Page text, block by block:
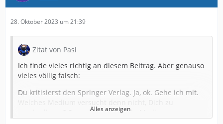
28. Oktober 2023 um 21:39
Zitat von Pasi
Ich finde vieles richtig an diesem Beitrag. Aber genauso
vieles völlig falsch:
Du kritisierst den Springer Verlag. Ja, ok. Gehe ich mit.
manipulieren? Sag mir bitte nur ein Medium.
Alles anzeigen